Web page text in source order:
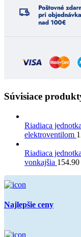
Súvisiace
Riadiaca
elektroventilom
Riadiaca
vonkajšia 154.90
Najlepšie ceny